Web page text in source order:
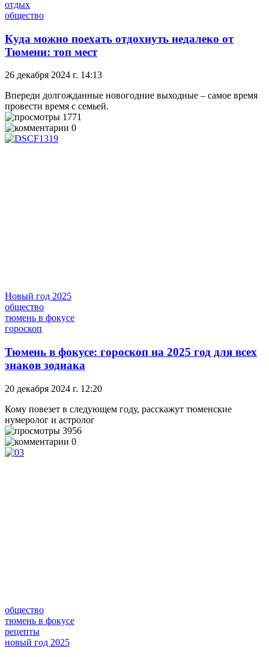
отдых
общество
Куда можно поехать отдохнуть недалеко от
Тюмени: топ мест
26 декабря 2024 г. 14:13
Впереди долгожданные новогодние выходные – самое время
провести время с семьей.
1771
0
Новый год 2025
общество
тюмень в фокусе
гороскоп
Тюмень в фокусе: гороскоп на 2025 год для всех
знаков зодиака
20 декабря 2024 г. 12:20
Кому повезет в следующем году, расскажут тюменские
нумеролог и астролог
3956
0
общество
тюмень в фокусе
рецепты
новый год 2025